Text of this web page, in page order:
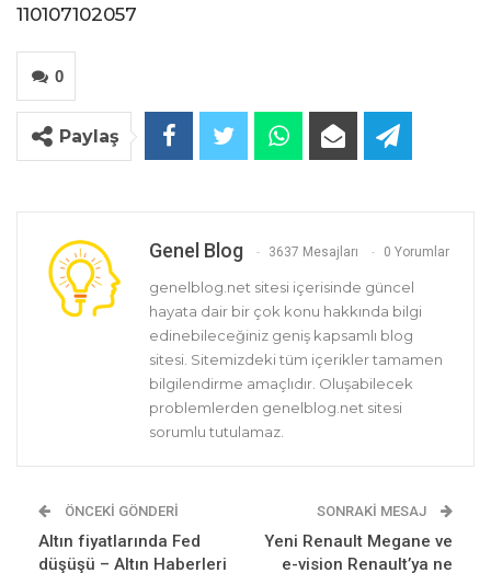
110107102057
0
Paylaş
Genel Blog 3637 Mesajları 0 Yorumlar
genelblog.net sitesi içerisinde güncel
hayata dair bir çok konu hakkında bilgi
edinebileceğiniz geniş kapsamlı blog
sitesi. Sitemizdeki tüm içerikler tamamen
bilgilendirme amaçlıdır. Oluşabilecek
problemlerden genelblog.net sitesi
sorumlu tutulamaz.
ÖNCEKI GÖNDERI
Altın fiyatlarında Fed
düşüşü – Altın Haberleri
SONRAKI MESAJ
Yeni Renault Megane ve
e-vision Renault’ya ne